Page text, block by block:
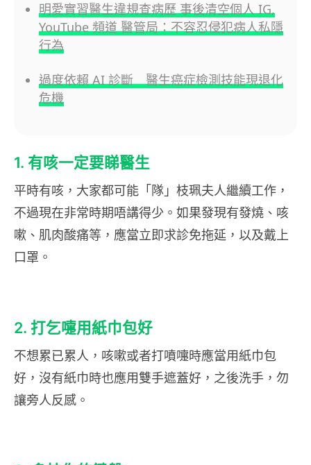
明愛實習醫生違規查病歷 事後清空個人 IG,
YouTube 頻道 醫管局：不容忍侵犯病人私隱
行為
過度依賴 AI 診斷 醫生癌症檢測技能現退化
危機
1. 有咳一定要睇醫生
平時有咳，大家都可能「隊」枝珮夫人繼續工作，
不過現在非常時期唔講得少。如果發現有發燒、咳
嗽、肌肉酸痛等，應當立即求診免拖延，以及戴上
口罩。
2. 打乞嚏用紙巾包好
不想累已累人，咳嗽或者打噴嚏時應當用紙巾包
好，沒有紙巾時也應用雙手遮蓋好，之後洗手，勿
讓旁人反感。